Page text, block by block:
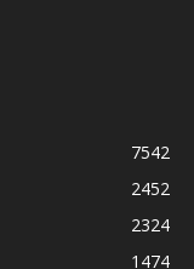
7542
2452
2324
1474